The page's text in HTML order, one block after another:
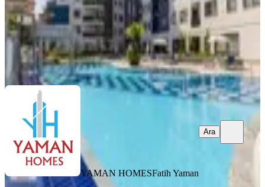
YAMAN HOMESFatih Yaman
YAMAN HOMESFatih Yaman
Ara